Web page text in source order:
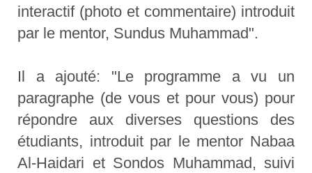
interactif (photo et commentaire) introduit
par le mentor, Sundus Muhammad".
Il a ajouté: "Le programme a vu un
paragraphe (de vous et pour vous) pour
répondre aux diverses questions des
étudiants, introduit par le mentor Nabaa
Al-Haidari et Sondos Muhammad, suivi